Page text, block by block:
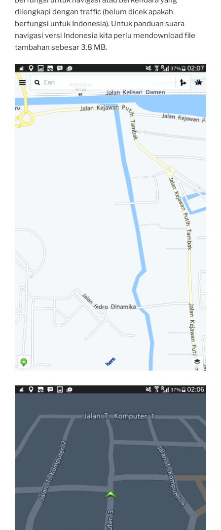
dilengkapi dengan traffic (belum dicek apakah
berfungsi untuk Indonesia). Untuk panduan suara
navigasi versi Indonesia kita perlu mendownload file
tambahan sebesar 3.8 MB.